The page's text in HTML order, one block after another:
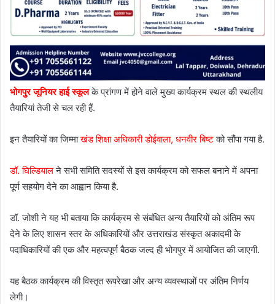
भोगपुर जूनियर हाई स्कूल के प्रांगण में होने वाले मुख्य कार्यक्रम स्थल की स्थलीय
तैयारियां तेजी से चल रही हैं.
इन तैयारियों का जिम्माखंड शिक्षा अधिकारी डोईवाला, धनवीर बिष्टको सौंपा गया है.
डॉ. घिल्डियालने सभी समिति सदस्यों से इस कार्यक्रम को सफल बनाने में अपना
पूर्ण सहयोग देने का आह्वान किया है.
डॉ. जोशी ने यह भी बताया कि कार्यक्रम से संबंधित अन्य तैयारियों को अंतिम रूप
देने के लिए शासन स्तर के अधिकारियों और उत्तराखंड संस्कृत अकादमी के
पदाधिकारियों की एक और महत्वपूर्ण बैठक जल्द ही भोगपुर में आयोजित की जाएगी.
यह बैठक कार्यक्रम की विस्तृत रूपरेखा और अन्य व्यवस्थाओं पर अंतिम निर्णय
लेगी।